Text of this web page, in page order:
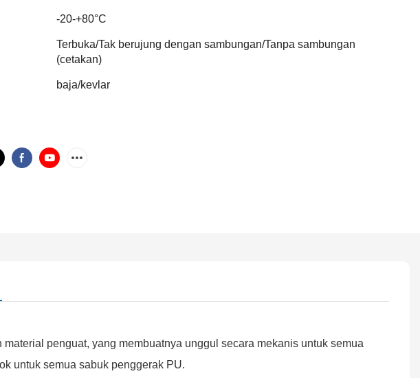
-20-+80°C
Terbuka/Tak berujung dengan sambungan/Tanpa sambungan
(cetakan)
baja/kevlar
penguat, yang membuatnya unggul secara mekanis untuk semua
untuk semua sabuk penggerak PU.